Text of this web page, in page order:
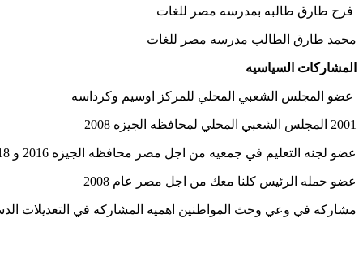
فرح طارق طالبه بمدرسه مصر للغات
محمد طارق الطالب مدرسه مصر للغات
المشاركات السياسيه
عضو المجلس الشعبي المحلي للمركز اوسيم وكرداسه
2001 المجلس الشعبي المحلي لمحافظه الجيزه 2008
عضو لجنه التعليم في جمعيه من اجل مصر محافظه الجيزه 2016 و 2018
عضو حمله الرئيس كلنا معك من اجل مصر عام 2008
مشاركه في وعي وحث المواطنين اهميه المشاركه في التعديلات